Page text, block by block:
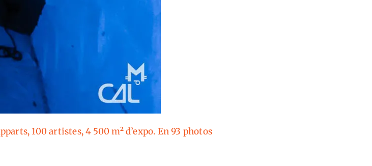
100 artistes, 4 500 m² d’expo. En 93 photos